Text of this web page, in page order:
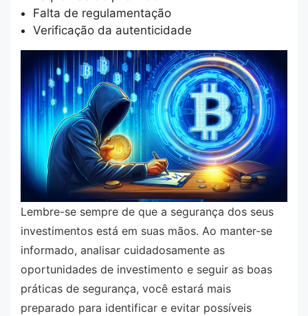
Falta de regulamentação
Verificação da autenticidade
Lembre-se sempre de que a segurança dos seus
investimentos está em suas mãos. Ao manter-se
informado, analisar cuidadosamente as
oportunidades de investimento e seguir as boas
práticas de segurança, você estará mais
preparado para identificar e evitar possíveis